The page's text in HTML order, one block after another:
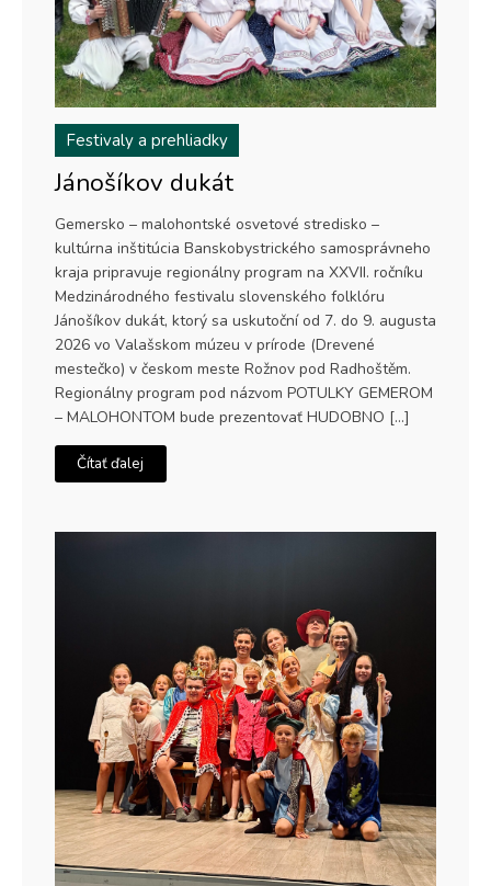
Festivaly a prehliadky
Jánošíkov dukát
Gemersko – malohontské osvetové stredisko –
kultúrna inštitúcia Banskobystrického samosprávneho
kraja pripravuje regionálny program na XXVII. ročníku
Medzinárodného festivalu slovenského folklóru
Jánošíkov dukát, ktorý sa uskutoční od 7. do 9. augusta
2026 vo Valašskom múzeu v prírode (Drevené
mestečko) v českom meste Rožnov pod Radhoštěm.
Regionálny program pod názvom POTULKY GEMEROM
– MALOHONTOM bude prezentovať HUDOBNO […]
Čítať ďalej